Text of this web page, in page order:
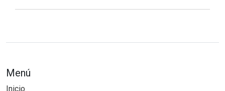
Menú
Inicio